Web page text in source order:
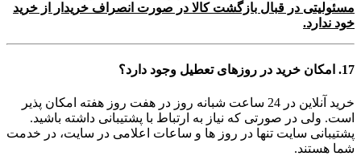
مسئولیتی در قبال بازگشت کالا در صورت انصراف خریدار از خرید
خود ندارد.
17. امکان خرید در روزهای تعطیل وجود دارد؟
خرید آنلاین در 24 ساعت شبانه روز در هفت روز هفته امکان پذیر
است. ولی در صورتی که نیاز به ارتباط با پشتیبانی داشته باشید.
پشتیبانی سایت تنها در روز ها و ساعات اعلامی در سایت، در خدمت
شما هستند.